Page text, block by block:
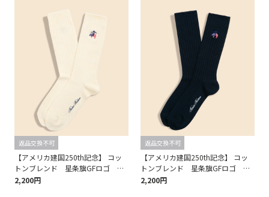
返品交換不可
【アメリカ建国250th記念】 コッ
トンブレンド 星条旗GFロゴ ク
ルーソックス
2,200円
返品交換不可
【アメリカ建国250th記念】 コッ
トンブレンド 星条旗GFロゴ ク
ルーソックス
2,200円